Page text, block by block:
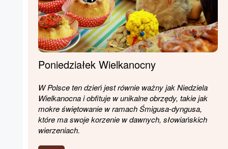
Poniedziałek Wielkanocny
W Polsce ten dzień jest równie ważny jak Niedziela
Wielkanocna i obfituje w unikalne obrzędy, takie jak
mokre świętowanie w ramach Śmigusa-dyngusa,
które ma swoje korzenie w dawnych, słowiańskich
wierzeniach.